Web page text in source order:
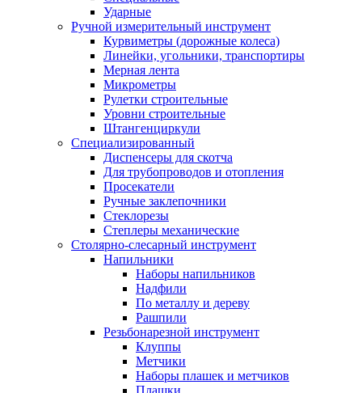
Ударные
Ручной измерительный инструмент
Курвиметры (дорожные колеса)
Линейки, угольники, транспортиры
Мерная лента
Микрометры
Рулетки строительные
Уровни строительные
Штангенциркули
Специализированный
Диспенсеры для скотча
Для трубопроводов и отопления
Просекатели
Ручные заклепочники
Стеклорезы
Степлеры механические
Столярно-слесарный инструмент
Напильники
Наборы напильников
Надфили
По металлу и дереву
Рашпили
Резьбонарезной инструмент
Клуппы
Метчики
Наборы плашек и метчиков
Плашки